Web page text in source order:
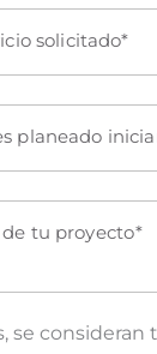
solicitado
planeado
tu proyecto
se consideran